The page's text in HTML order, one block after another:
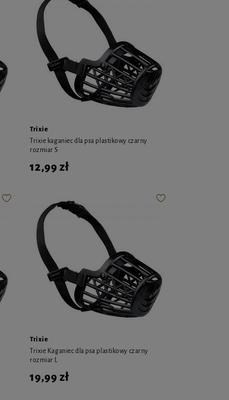
Trixie
Trixie kaganiec dla psa plastikowy czarny
rozmiar S
12,99 zł
Trixie
Trixie Kaganiec dla psa plastikowy czarny
rozmiar L
19,99 zł